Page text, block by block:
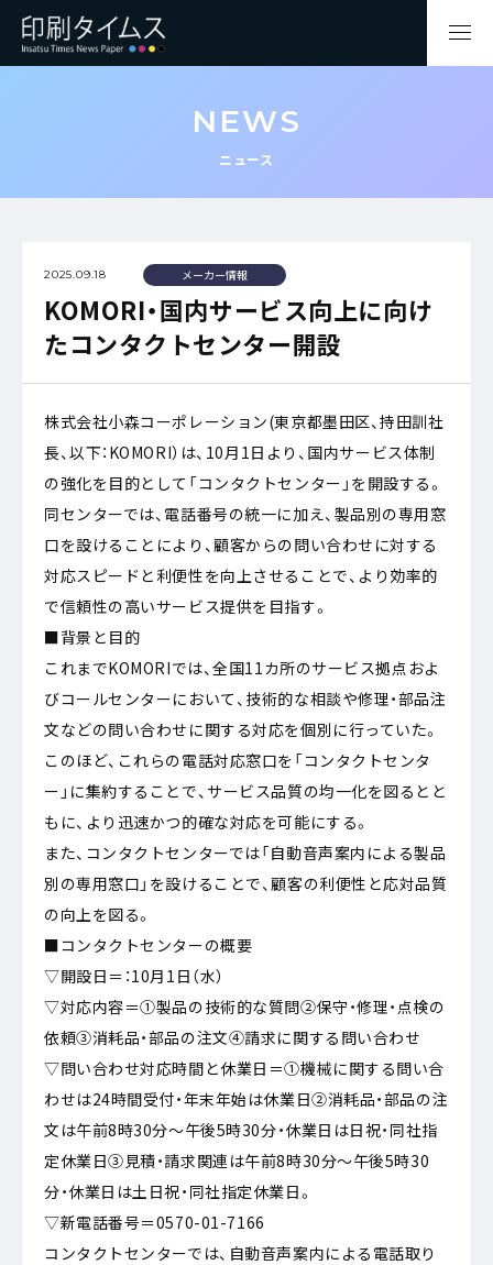
NEWS
ニュース
2025.09.18 メーカー情報
KOMORI・国内サービス向上に向け
たコンタクトセンター開設
株式会社小森コーポレーション(東京都墨田区、持田訓社
長、以下：KOMORI）は、10月1日より、国内サービス体制
の強化を目的として「コンタクトセンター」を開設する。
同センターでは、電話番号の統一に加え、製品別の専用窓
口を設けることにより、顧客からの問い合わせに対する
対応スピードと利便性を向上させることで、より効率的
で信頼性の高いサービス提供を目指す。
■背景と目的
これまでKOMORIでは、全国11カ所のサービス拠点およ
びコールセンターにおいて、技術的な相談や修理・部品注
文などの問い合わせに関する対応を個別に行っていた。
このほど、これらの電話対応窓口を「コンタクトセンタ
ー」に集約することで、サービス品質の均一化を図るとと
もに、より迅速かつ的確な対応を可能にする。
また、コンタクトセンターでは「自動音声案内による製品
別の専用窓口」を設けることで、顧客の利便性と応対品質
の向上を図る。
■コンタクトセンターの概要
▽開設日＝：10月1日（水）
▽対応内容＝①製品の技術的な質問②保守・修理・点検の
依頼③消耗品・部品の注文④請求に関する問い合わせ
▽問い合わせ対応時間と休業日＝①機械に関する問い合
わせは24時間受付・年末年始は休業日②消耗品・部品の注
文は午前8時30分～午後5時30分・休業日は日祝・同社指
定休業日③見積・請求関連は午前8時30分～午後5時30
分・休業日は土日祝・同社指定休業日。
▽新電話番号＝0570-01-7166
コンタクトセンターでは、自動音声案内による電話取り